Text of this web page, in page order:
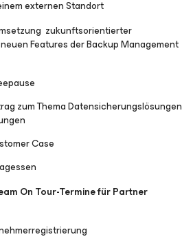
externen Standort
zukunftsorientierter
Features der Backup Management
Thema Datensicherungslösungen
Case
On Tour-Termine für Partner